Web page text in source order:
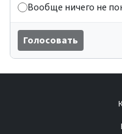
Вообще ничего не
Голосовать